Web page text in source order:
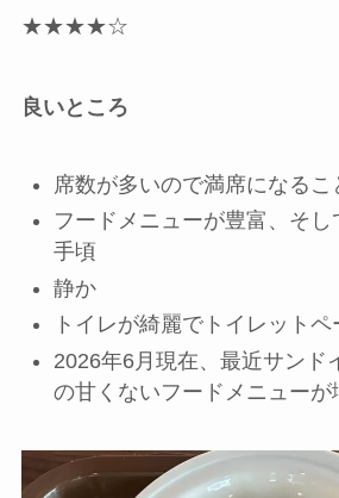
★★★★☆
良いところ
席数が多いので満席になる
フードメニューが豊富、そ
手頃
静か
トイレが綺麗でトイレットペ
2026年6月現在、最近サンド
の甘くないフードメニューが